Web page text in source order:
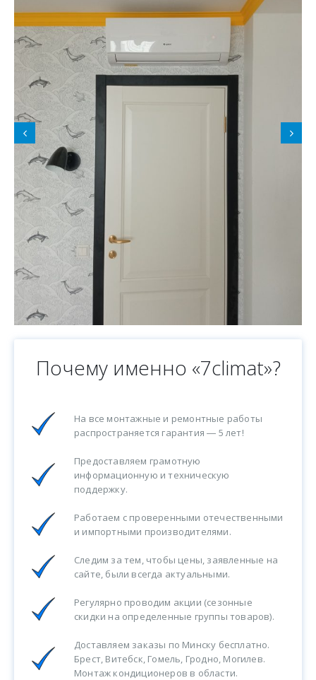
Почему именно «7climat»?
На все монтажные и ремонтные работы
распространяется гарантия ― 5 лет!
Предоставляем грамотную
информационную и техническую
поддержку.
Работаем с проверенными отечественными
и импортными производителями.
Следим за тем, чтобы цены, заявленные на
сайте, были всегда актуальными.
Регулярно проводим акции (сезонные
скидки на определенные группы товаров).
Доставляем заказы по Минску бесплатно.
Брест, Витебск, Гомель, Гродно, Могилев.
Монтаж кондиционеров в области.